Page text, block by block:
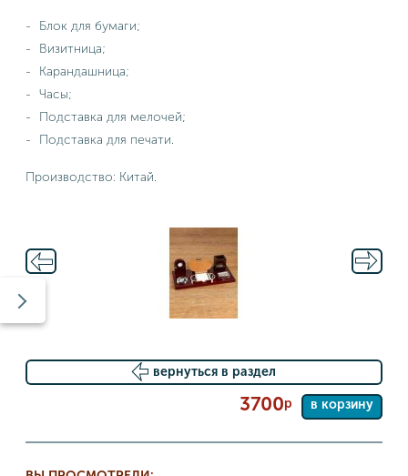
Блок для бумаги;
Визитница;
Карандашница;
Часы;
Подставка для мелочей;
Подставка для печати.
Производство: Китай.
вернуться в раздел
3700р в корзину